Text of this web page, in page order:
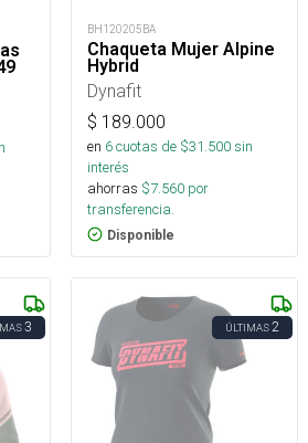
BH120205BA
Chaqueta Mujer Alpine
Hybrid
Dynafit
$ 189.000
en 6cuotas de $31.500sin
interés
ahorras $7.560 por
transferencia.
Disponible
3 ÚLTIMAS2